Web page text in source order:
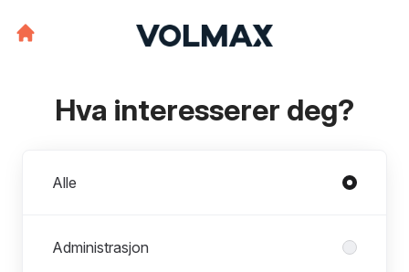
Hva interesserer deg?
Alle
Administrasjon